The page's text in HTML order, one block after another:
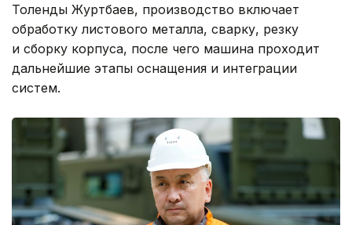
Толенды Журтбаев, производство включает
обработку листового металла, сварку, резку
и сборку корпуса, после чего машина проходит
дальнейшие этапы оснащения и интеграции
систем.